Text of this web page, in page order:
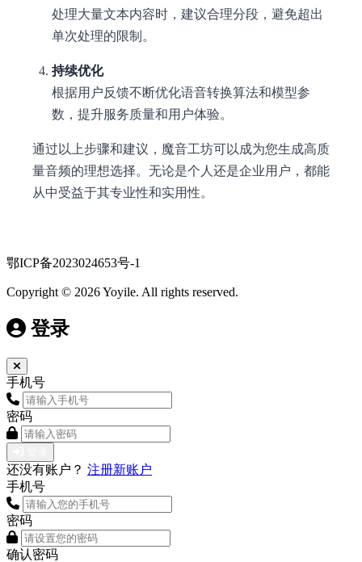
处理大量文本内容时，建议合理分段，避免超出
单次处理的限制。
持续优化
根据用户反馈不断优化语音转换算法和模型参
数，提升服务质量和用户体验。
通过以上步骤和建议，魔音工坊可以成为您生成高质
量音频的理想选择。无论是个人还是企业用户，都能
从中受益于其专业性和实用性。
鄂ICP备2023024653号-1
Copyright © 2026 Yoyile. All rights reserved.
登录
手机号
密码
还没有账户？ 注册新账户
手机号
密码
确认密码